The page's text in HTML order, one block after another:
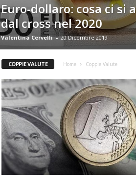
x
Euro-dollaro: cosa ci si
dal cross nel 2020
Valentina Cervelli - 20 Dicembre 2019
COPPIE VALUTE Home Coppie Valute